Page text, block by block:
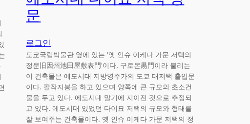
문
로그인
도쿄국립박물관 옆에 있는 ‘옛 인슈 이케다 가문 저택의
정문旧因州池田屋敷表門’이다. 구로몬黒門이라 불리는
이 건축물은 에도시대 지방영주가의 도쿄 대저택 출입문
이다. 팔작지붕을 하고 있으며 양쪽에 큰 규모의 초소건
물을 두고 있다. 에도시대 말기에 지이전 것으로 추정되
고 있다. 에도시대 있었던 다이묘 저택의 규모와 형태를
잘 보여주는 건축물이다. 옛 인슈 이케다 가문 저택의 정